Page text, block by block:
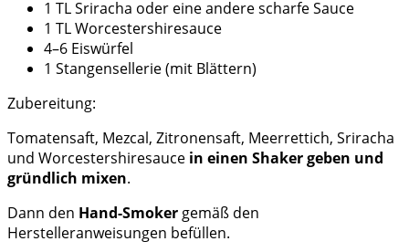
1 TL Sriracha oder eine andere scharfe Sauce
1 TL Worcestershiresauce
4–6 Eiswürfel
1 Stangensellerie (mit Blättern)
Zubereitung:
Tomatensaft, Mezcal, Zitronensaft, Meerrettich, Sriracha
und Worcestershiresauce in einen Shaker geben und
gründlich mixen.
Dann den Hand-Smoker gemäß den
Herstelleranweisungen befüllen.